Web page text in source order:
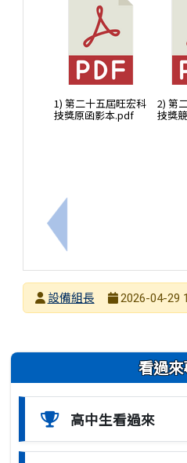
上一筆：函轉教育部
1) 第二十五屆旺宏科
技獎原函影本.pdf
2) 第
技獎
發布者設備組長
2026-04-29
左邊區域內容 看過
高中生看過來